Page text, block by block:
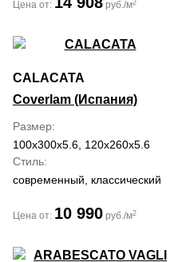
Цена от: руб./м2
CALACATA
Coverlam (Испания)
Размер
100x300x5.6, 120x260x5.6
Стиль
современный, классический
Цена от: 10 990 руб./м2